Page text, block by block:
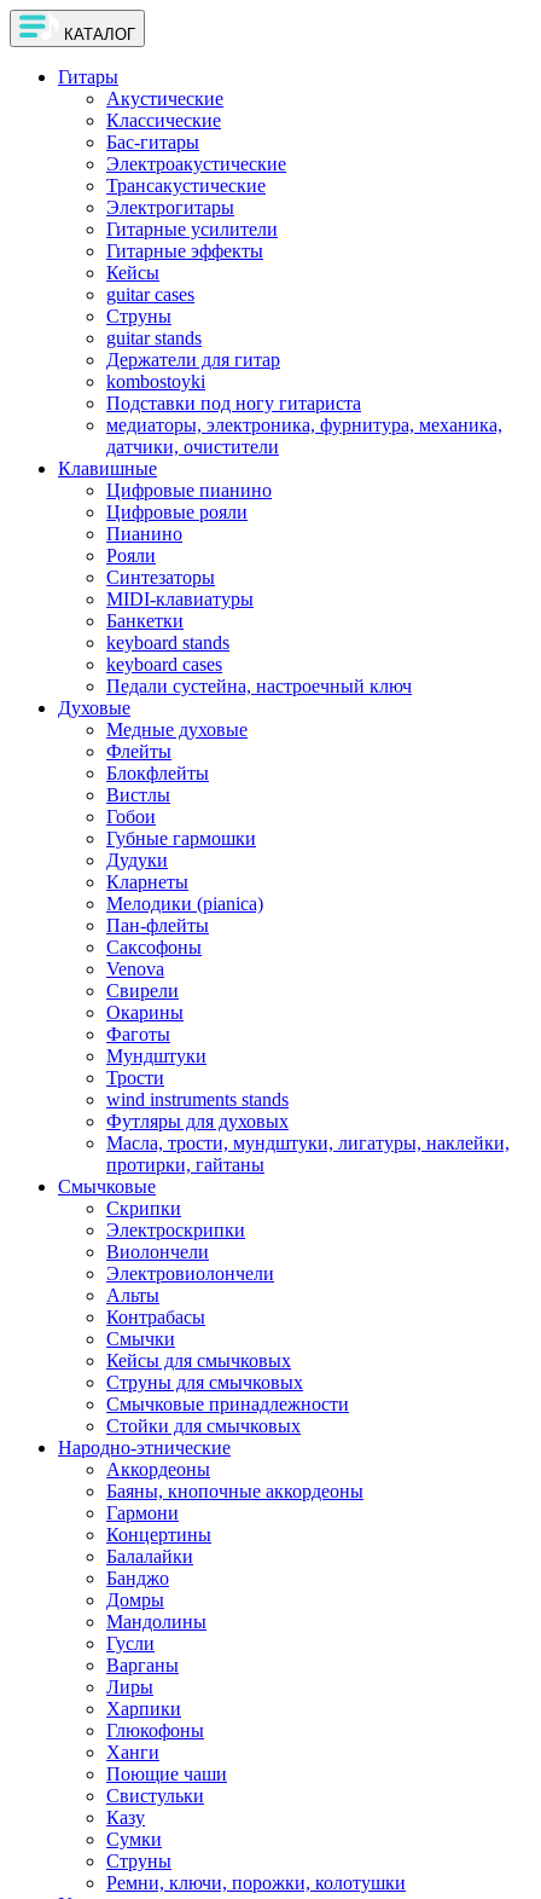
КАТАЛОГ
Гитары
Акустические
Классические
Бас-гитары
Электроакустические
Трансакустические
Электрогитары
Гитарные усилители
Гитарные эффекты
Кейсы
guitar cases
Струны
guitar stands
Держатели для гитар
kombostoyki
Подставки под ногу гитариста
медиаторы, электроника, фурнитура, механика,
датчики, очистители
Клавишные
Цифровые пианино
Цифровые рояли
Пианино
Рояли
Синтезаторы
MIDI-клавиатуры
Банкетки
keyboard stands
keyboard cases
Педали сустейна, настроечный ключ
Духовые
Медные духовые
Флейты
Блокфлейты
Вистлы
Гобои
Губные гармошки
Дудуки
Кларнеты
Мелодики (pianica)
Пан-флейты
Саксофоны
Venova
Свирели
Окарины
Фаготы
Мундштуки
Трости
wind instruments stands
Футляры для духовых
Масла, трости, мундштуки, лигатуры, наклейки,
протирки, гайтаны
Смычковые
Скрипки
Электроскрипки
Виолончели
Электровиолончели
Альты
Контрабасы
Смычки
Кейсы для смычковых
Струны для смычковых
Смычковые принадлежности
Стойки для смычковых
Народно-этнические
Аккордеоны
Баяны, кнопочные аккордеоны
Гармони
Концертины
Балалайки
Банджо
Домры
Мандолины
Гусли
Варганы
Лиры
Харпики
Глюкофоны
Ханги
Поющие чаши
Свистульки
Казу
Сумки
Струны
Ремни, ключи, порожки, колотушки